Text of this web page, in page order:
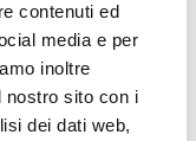
contenuti ed
media e per
inoltre
nostro sito con i
dei dati web,
fragili.
del dono che
ha bisogno.
profondo